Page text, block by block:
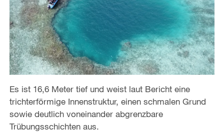
Es ist 16,6 Meter tief und weist laut Bericht eine
trichterförmige Innenstruktur, einen schmalen Grund
sowie deutlich voneinander abgrenzbare
Trübungsschichten aus.